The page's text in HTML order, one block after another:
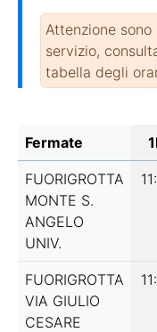
Attenzione
servizio,
tabella degli
Fermate
FUORIGROTTA
MONTE S.
ANGELO
UNIV.
FUORIGROTTA
VIA GIULIO
CESARE